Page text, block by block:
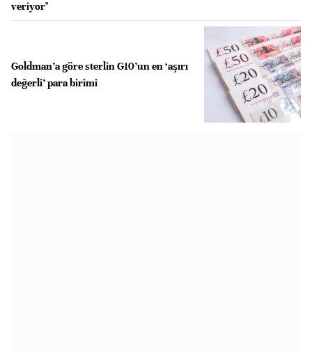
veriyor"
Goldman’a göre sterlin G10’un en ‘aşırı
değerli’ para birimi